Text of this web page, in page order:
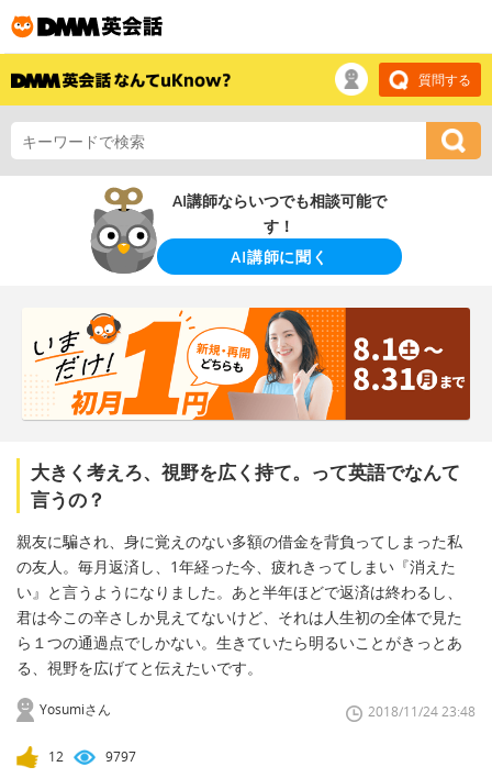
質問する
AI講師ならいつでも相談可能で
す！
AI講師に聞く
大きく考えろ、視野を広く持て。って英語でなんて
言うの？
親友に騙され、身に覚えのない多額の借金を背負ってしまった私
の友人。毎月返済し、1年経った今、疲れきってしまい『消えた
い』と言うようになりました。あと半年ほどで返済は終わるし、
君は今この辛さしか見えてないけど、それは人生初の全体で見た
ら１つの通過点でしかない。生きていたら明るいことがきっとあ
る、視野を広げてと伝えたいです。
Yosumiさん 2018/11/24 23:48
12 9797